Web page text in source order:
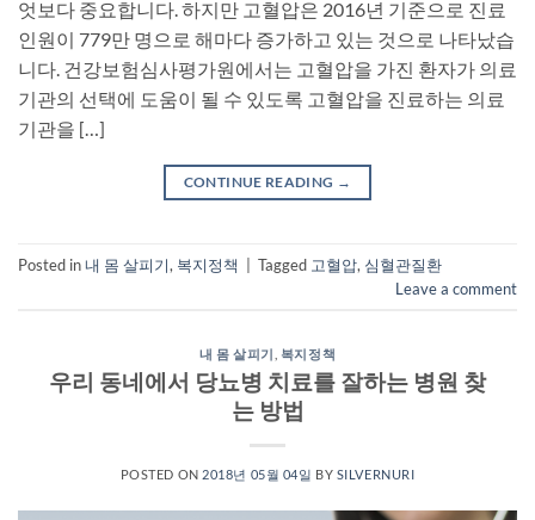
엇보다 중요합니다. 하지만 고혈압은 2016년 기준으로 진료
인원이 779만 명으로 해마다 증가하고 있는 것으로 나타났습
니다. 건강보험심사평가원에서는 고혈압을 가진 환자가 의료
기관의 선택에 도움이 될 수 있도록 고혈압을 진료하는 의료
기관을 […]
CONTINUE READING →
Posted in내 몸 살피기, 복지정책 Tagged 고혈압, 심혈관질환
Leave a comment
내 몸 살피기 복지정책
우리 동네에서 당뇨병 치료를 잘하는 병원 찾
는 방법
POSTED ON 2018년 05월 04일 BY SILVERNURI